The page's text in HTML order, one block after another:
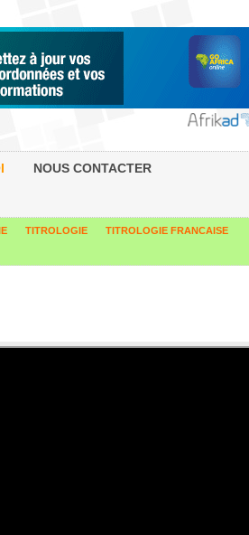
NOUS CONTACTER
TITROLOGIE TITROLOGIE FRANCAISE